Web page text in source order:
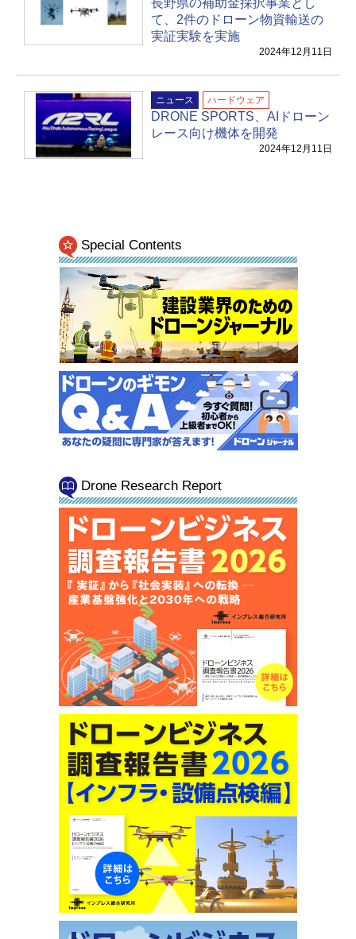
長野県の補助金採択事業とし
て、2件のドローン物資輸送の
実証実験を実施
2024年12月11日
ニュース ハードウェア
DRONE SPORTS、AIドローン
レース向け機体を開発
2024年12月11日
Special Contents
Drone Research Report